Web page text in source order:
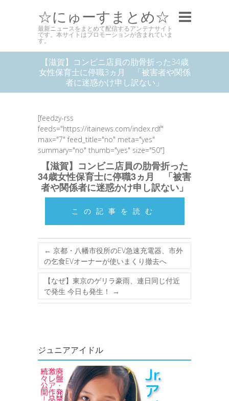
☆にゅーすまとめ☆
最新ニュースをまとめて配信するアンテナサイト
です。本サイトはプロモーションが含まれていま
す。
【滋賀】コンビニ店員の肋骨折った34歳
女性保育士に停職3ヵ月 「被害者や関係
者に迷惑かけ申し訳ない」
[feedzy-rss
feeds="https://itainews.com/index.rdf"
max="7" feed_title="no" meta="yes"
summary="no" thumb="yes" size="50"]
【滋賀】コンビニ店員の肋骨折った
34歳女性保育士に停職3ヵ月 「被害
者や関係者に迷惑かけ申し訳ない」
この記事を読む
← 京都・八幡市役所のEV急速充電器、市外
の乞食EVオーナーが使いまくり撤去へ
【なぜ】東京のゲリラ豪雨、連日同じ付近
で発生 今日も発生！
→
ジュニアアイドル